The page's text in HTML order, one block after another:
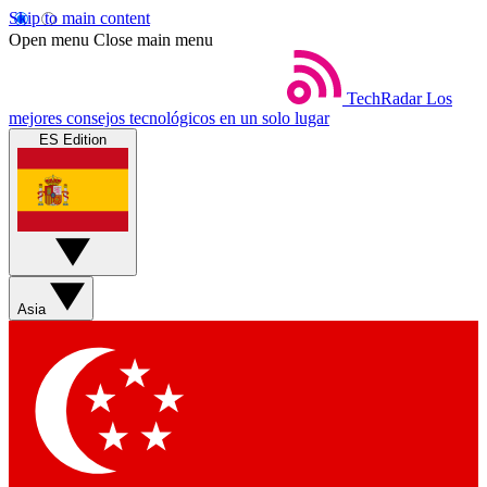
Skip to main content
Open menu Close main menu
TechRadar Los
mejores consejos tecnológicos en un solo lugar
ES Edition
Asia